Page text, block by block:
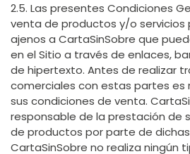
2.5. Las presentes Condiciones
venta de productos y/o
ajenos a CartaSinSobre que
en el Sitio a través de enlaces,
de hipertexto. Antes de realizar
comerciales con estas partes es
sus condiciones de venta.
responsable de la prestación de
de productos por parte de
CartaSinSobre no realiza ningún